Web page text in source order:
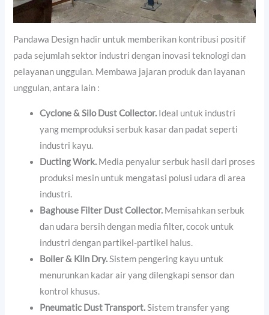
Pandawa Design hadir untuk memberikan kontribusi positif
pada sejumlah sektor industri dengan inovasi teknologi dan
pelayanan unggulan. Membawa jajaran produk dan layanan
unggulan, antara lain :
Cyclone & Silo Dust Collector. Ideal untuk industri
yang memproduksi serbuk kasar dan padat seperti
industri kayu.
Ducting Work. Media penyalur serbuk hasil dari proses
produksi mesin untuk mengatasi polusi udara di area
industri.
Baghouse Filter Dust Collector. Memisahkan serbuk
dan udara bersih dengan media filter, cocok untuk
industri dengan partikel-partikel halus.
Boiler & Kiln Dry.Sistem pengering kayu untuk
menurunkan kadar air yang dilengkapi sensor dan
kontrol khusus.
Pneumatic Dust Transport.Sistem transfer yang